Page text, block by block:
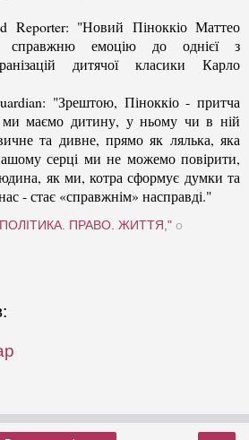
Reporter: "Новий Піноккіо Маттео
справжню емоцію до однієї з
дитячої класики Карло
"Зрештою, Піноккіо - притча
ми маємо дитину, у ньому чи в ній
та дивне, прямо як лялька, яка
серці ми не можемо повірити,
як ми, котра сформує думки та
- стає «справжнім» насправді."
ПРАВО. ЖИТТЯ," о